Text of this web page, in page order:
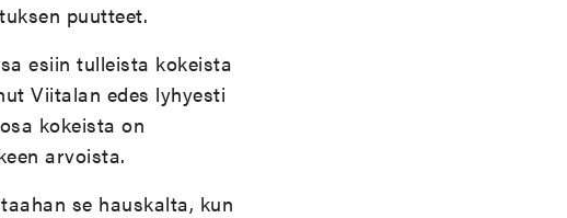
puutteet.
esiin tulleista kokeista
Viitalan edes lyhyesti
kokeista on
arvoista.
se hauskalta, kun